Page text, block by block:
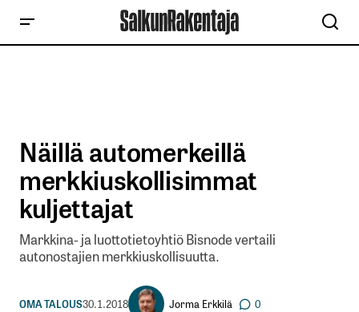
Näillä automerkeillä
merkkiuskollisimmat
kuljettajat
Markkina- ja luottotietoyhtiö Bisnode vertaili
autonostajien merkkiuskollisuutta.
OMA TALOUS30.1.2018 Jorma Erkkilä 0